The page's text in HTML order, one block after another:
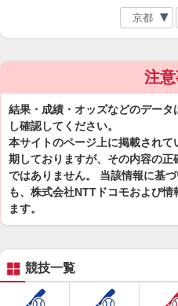
注
結果・成績・オッズなどのデー
し確認してください。
本サイトのページ上に掲載され
期しておりますが、その内容の
ではありません。 当該情報に基
も、株式会社NTTドコモおよび
ます。
競技一覧